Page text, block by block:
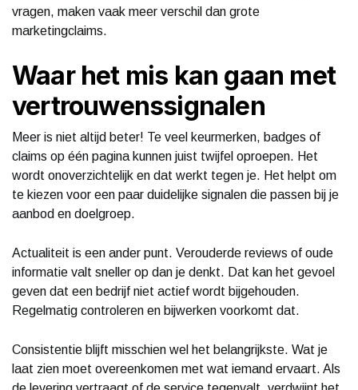
vragen, maken vaak meer verschil dan grote
marketingclaims.
Waar het mis kan gaan met
vertrouwenssignalen
Meer is niet altijd beter! Te veel keurmerken, badges of
claims op één pagina kunnen juist twijfel oproepen. Het
wordt onoverzichtelijk en dat werkt tegen je. Het helpt om
te kiezen voor een paar duidelijke signalen die passen bij je
aanbod en doelgroep.
Actualiteit is een ander punt. Verouderde reviews of oude
informatie valt sneller op dan je denkt. Dat kan het gevoel
geven dat een bedrijf niet actief wordt bijgehouden.
Regelmatig controleren en bijwerken voorkomt dat.
Consistentie blijft misschien wel het belangrijkste. Wat je
laat zien moet overeenkomen met wat iemand ervaart. Als